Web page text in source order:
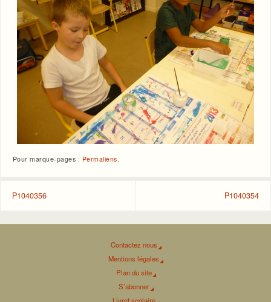
Pour marque-pages : Permaliens
P1040356 P1040354
Contactez nous
Mentions légales
Plan du site
S’abonner